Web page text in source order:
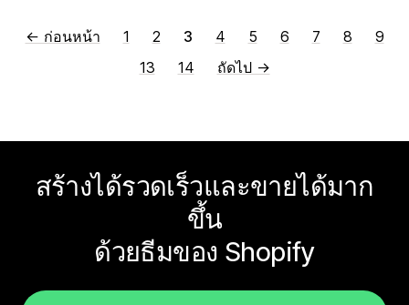
← ก่อนหน้า 1 2 3 4 5 6 7 8
9
13
14 ถัดไป →
สร้างได้รวดเร็วและขายได้มาก
ขึ้น
ด้วยธีมของ Shopify